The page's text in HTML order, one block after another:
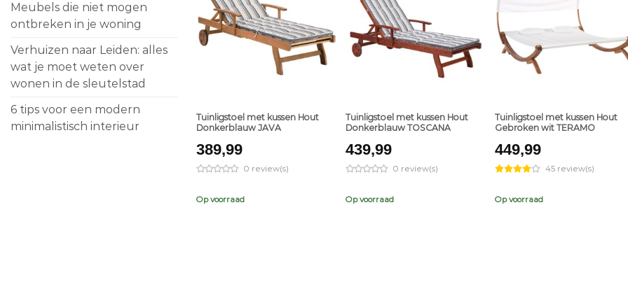
Meubels die niet mogen
ontbreken in je woning
Verhuizen naar Leiden: alles
wat je moet weten over
wonen in de sleutelstad
6 tips voor een modern
minimalistisch interieur
Tuinligstoel met kussen Hout
Donkerblauw JAVA
389,99
0 review(s)
Op voorraad
Tuinligstoel met kussen Hout
Donkerblauw TOSCANA
439,99
0 review(s)
Op voorraad
Tuinligstoel met kussen Hout
Gebroken wit TERAMO
449,99
45 review(s)
Op voorraad